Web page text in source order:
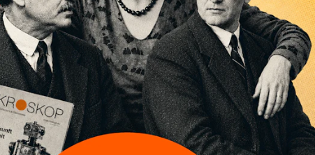
Rentenniveau. Steigt die Produktivität, steigen die
produktivitätsorientierter Lohnpolitik genauso, ebenso die
Rentenniveau bleibt konstant, aber die absolute Höhe der
Das Rentenniveau ist also unabhängig von der
Reallöhne langsamer oder schneller als die Produktivität,
inflationsbereinigten Renten langsamer oder schneller als
Wenn die Autoren das absolute Rentenniveau meinen,